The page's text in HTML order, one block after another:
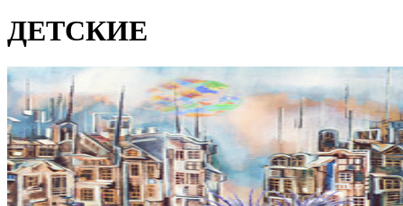
ДЕТСКИЕ